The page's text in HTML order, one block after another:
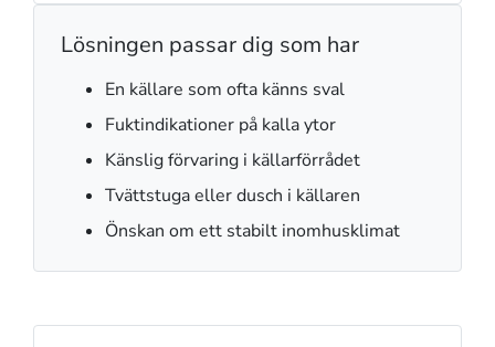
Lösningen passar dig som har
En källare som ofta känns sval
Fuktindikationer på kalla ytor
Känslig förvaring i källarförrådet
Tvättstuga eller dusch i källaren
Önskan om ett stabilt inomhusklimat